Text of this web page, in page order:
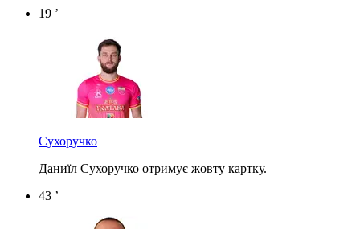
19 ’
Сухоручко
Даниїл Сухоручко отримує жовту картку.
43 ’